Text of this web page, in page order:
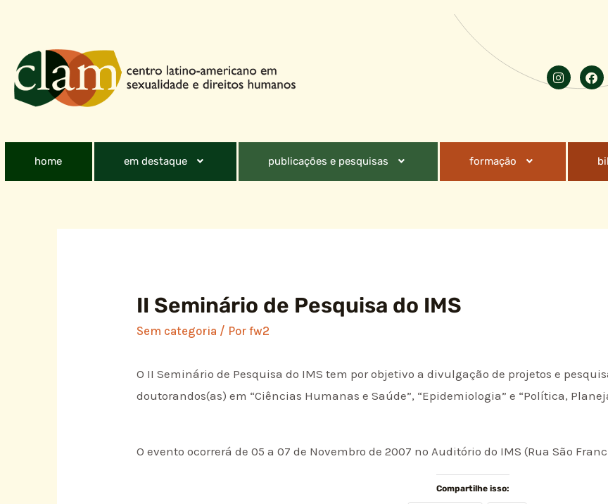
home em destaque publicações e pesquisas formação
II Seminário de Pesquisa do IMS
Sem categoria / Porfw2
O II Seminário de Pesquisa do IMS tem por objetivo a divulgação de projetos e
doutorandos(as) em “Ciências Humanas e Saúde”, “Epidemiologia” e “Política,
O evento ocorrerá de 05 a 07 de Novembro de 2007 no Auditório do IMS (Rua São
Compartilhe isso: